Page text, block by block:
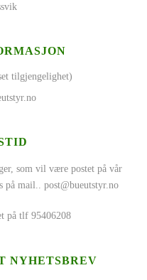
tilgjengelighet)
som vil være postet på vår
på mail.. post@bueutstyr.no
på tlf 95406208
NYHETSBREV